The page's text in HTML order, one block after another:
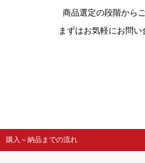
商品選定の段階から
まずはお気軽にお問い
購入～納品までの流れ